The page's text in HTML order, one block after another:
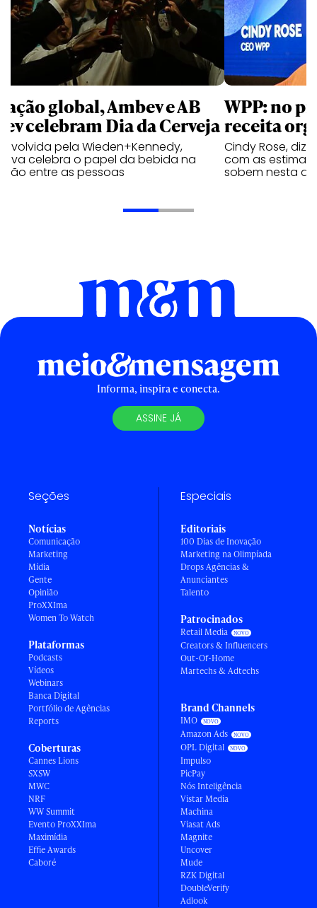
ação global, Ambev e AB
celebram Dia da Cerveja
pela Wieden+Kennedy,
celebra o papel da bebida na
entre as pessoas
WPP: no
receita
Cindy Rose, diz
com as
sobem nesta
Informa, inspira e conecta.
ASSINE JÁ
Seções
Notícias
Comunicação
Marketing
Mídia
Gente
Opinião
ProXXIma
Women To Watch
Plataformas
Podcasts
Vídeos
Webinars
Banca Digital
Portfólio de Agências
Reports
Coberturas
Cannes Lions
SXSW
MWC
NRF
WW Summit
Evento ProXXIma
Maximídia
Effie Awards
Caboré
Especiais
Editoriais
100 Dias de Inovação
Marketing na Olimpíada
Drops Agências &
Anunciantes
Talento
Patrocinados
Retail Media
Creators & Influencers
Out-Of-Home
Martechs & Adtechs
Brand Channels
IMO
Amazon Ads
OPL Digital
Impulso
PicPay
Nós Inteligência
Vistar Media
Machina
Viasat Ads
Magnite
Uncover
Mude
RZK Digital
DoubleVerify
Adlook